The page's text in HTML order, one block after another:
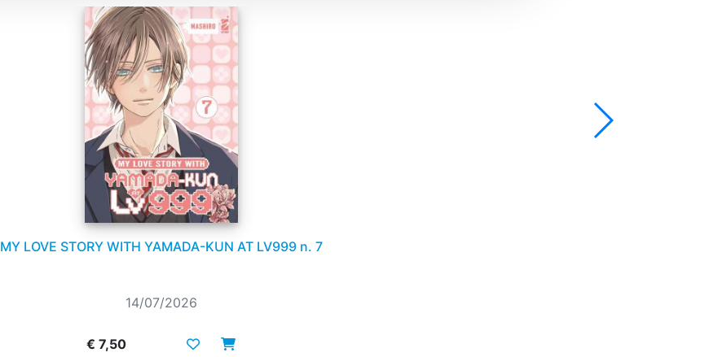
MY LOVE STORY WITH YAMADA-KUN AT LV999 n. 7
14/07/2026
€ 7,50